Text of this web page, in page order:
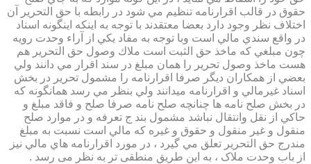
حقوق در قالب اقرارنامه تنظيم مي شود در رابطه با حق التحرير آن
اختلاف نظر وجود دارد بعضا معتقدند با توجه به اينكه اينگونه اسناد
در واقع سندي مالي است وبا توجه به مفاد يكي از آراء وحدت رويه
چون مبلغي كه ماخذ حق الثبت است ملاك وصول حق التحرير هم
هست ماخذ وصول تحرير را همان مبلغ در سند اقرار مي دانند ولي
بعضي از همكاران ديگر صرفا اقرارنامه را مشمول تحرير در بخش
اسناد غيرمالي و اقرارنامه ميدانند ولي بنظر مي رسد همانگونه كه
در بخش صلح نامه ها چنانچه صلح نامه صرفا صلح و فاقد مبلغ و
حاكي از نقل وانتقال نباشد مشمول بند ج تعرفه و در موارد صلح
منقول و غير منقول و حقوق و غيره كه مالي است نسبت به مبلغ
مندرج حق التحرير تعلق مي گيرد ، در مورد اقرارنامه هاي مالي نيز
از باب وحدت ملاک ، به این طریق منطقی تر به نظر می رسد .